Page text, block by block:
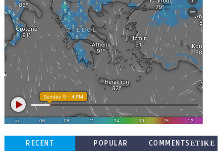
RECENT POPULAR
COMMENTSΕΤΙΚΕ